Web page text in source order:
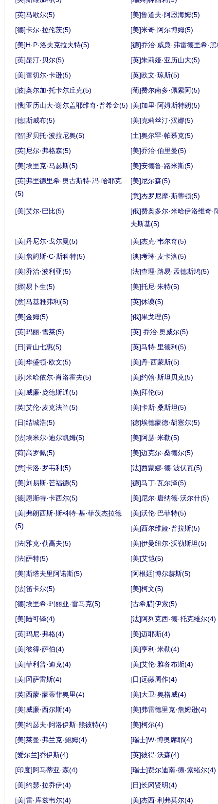
[英]马歇尔(5)
[美]鲁道夫·阿恩海姆(5)
[德]卡尔·拉伦茨(5)
[美]米奇·阿尔博姆(5)
[美]H·P·洛夫克拉夫特(5)
[德]乔治·威廉·弗雷德里希·
[英]昆汀·贝尔(5)
[英]朱莉娅·亚历山大(5)
[美]蕾切尔·卡逊(5)
[英]欧文·琼斯(5)
[波]奥尔加·托卡尔丘克(5)
[葡]费尔南多·佩索阿(5)
[俄]亚历山大·谢尔盖耶维奇·普希金(5) [美]加里·阿姆斯特朗(5)
[德]斯威布(5)
[美]克莉丝汀·汉娜(5)
[智]罗贝托·波拉尼奥(5)
[土]奥尔罕·帕慕克(5)
[英]尼尔·弗格森(5)
[美]乔治·伯里曼(5)
[美]埃里克·马瑟斯(5)
[美]安德鲁·路米斯(5)
[英]弗里德里希·奥古斯特·冯·哈耶克
(5)
[美]尼尔森(5)
[意]杰罗尼摩·斯蒂顿(5)
[美]艾尔·巴比(5)
[俄]费奥多尔·米哈伊洛维奇·
夫斯基(5)
[美]丹尼尔·戈尔曼(5)
[美]杰克·韦尔奇(5)
[美]詹姆斯·C·斯科特(5)
[澳]考琳·麦卡洛(5)
[美]乔治·波利亚(5)
[法]查理·路易·孟德斯鸠(5)
[挪]易卜生(5)
[美]托尼·朱特(5)
[意]马基雅弗利(5)
[英]休谟(5)
[美]金姆(5)
[俄]果戈理(5)
[英]玛丽·雪莱(5)
[英] 乔治·奥威尔(5)
[日]青山七惠(5)
[英]马特·里德利(5)
[美]华盛顿·欧文(5)
[美]丹·西蒙斯(5)
[苏]米哈依尔·肖洛霍夫(5)
[美]约翰·斯坦贝克(5)
[美]威廉·庞德斯通(5)
[英]拜伦(5)
[英]艾伦·麦克法兰(5)
[美]卡斯·桑斯坦(5)
[日]结城浩(5)
[德]埃德蒙德·胡塞尔(5)
[法]埃米尔·迪尔凯姆(5)
[美]阿瑟·米勒(5)
[荷]高罗佩(5)
[美]迈克尔·桑德尔(5)
[意]卡洛·罗韦利(5)
[法]西蒙娜·德·波伏瓦(5)
[美]刘易斯·芒福德(5)
[德]马丁·瓦尔泽(5)
[德]恩斯特·卡西尔(5)
[美]尼尔·唐纳德·沃尔什(5)
[美]弗朗西斯·斯科特·基·菲茨杰拉德
(5)
[美]沃伦·巴菲特(5)
[美]西尔维娅·普拉斯(5)
[法]雅克·勒高夫(5)
[美]伊曼纽尔·沃勒斯坦(5)
[法]萨特(5)
[美]艾恺(5)
[美]斯塔夫里阿诺斯(5)
[阿根廷]博尔赫斯(5)
[法]笛卡尔(5)
[美]柯文(5)
[德]埃里希·玛丽亚·雷马克(5)
[古希腊]伊索(5)
[美]陆可铎(4)
[法]阿列克西·德·托克维尔(4)
[英]玛尼·弗格(4)
[美]迈耶斯(4)
[美]彼得·萨伯(4)
[美]亨利·米勒(4)
[美]菲利普·迪克(4)
[美]艾伦·雅各布斯(4)
[美]冈萨雷斯(4)
[日]远藤周作(4)
[英]西蒙·蒙蒂菲奥里(4)
[美]大卫·奥格威(4)
[美]威廉·西尔斯(4)
[美]弗雷德里克·詹姆逊(4)
[美]约瑟夫·阿洛伊斯·熊彼特(4)
[美]柯尔(4)
[美]莱曼·弗兰克·鲍姆(4)
[瑞士]W·博奥席耶(4)
[爱尔兰]乔伊斯(4)
[英]彼得·沃森(4)
[印度]阿马蒂亚·森(4)
[瑞士]费尔迪南·德·索绪尔(4)
[美]约瑟·拉乔伊(4)
[日]长冈贤明(4)
[美]雷·库兹韦尔(4)
[美]杰西·利弗莫尔(4)